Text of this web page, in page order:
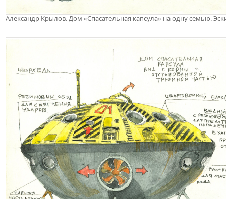
Александр Крылов. Дом «Спасательная капсула» на одну семью.